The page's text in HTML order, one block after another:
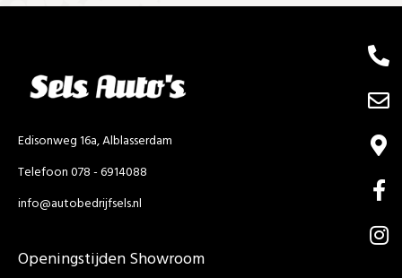
Edisonweg 16a, Alblasserdam
Telefoon 078 - 6914088
info@autobedrijfsels.nl
Openingstijden Showroom